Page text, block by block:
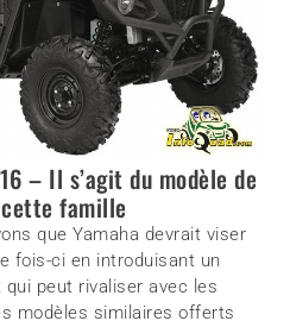
– Il s’agit du modèle de
famille
que Yamaha devrait viser
fois-ci en introduisant un
peut rivaliser avec les
modèles similaires offerts